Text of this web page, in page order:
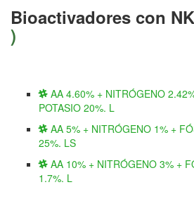
Bioactivadores con
)
AA 4.60% + NITRÓGENO
POTASIO 20%. L
AA 5% + NITRÓGENO 1% +
25%. LS
AA 10% + NITRÓGENO 3% +
1.7%. L